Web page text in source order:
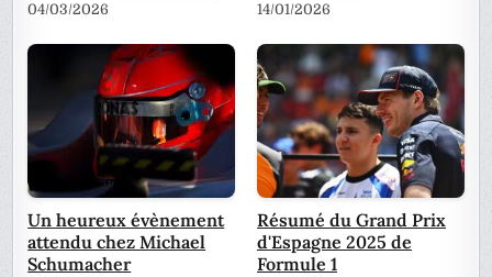
04/03/2026 14/01/2026
Un heureux évènement
attendu chez Michael
Schumacher
Résumé du Grand Prix
d'Espagne 2025 de
Formule 1